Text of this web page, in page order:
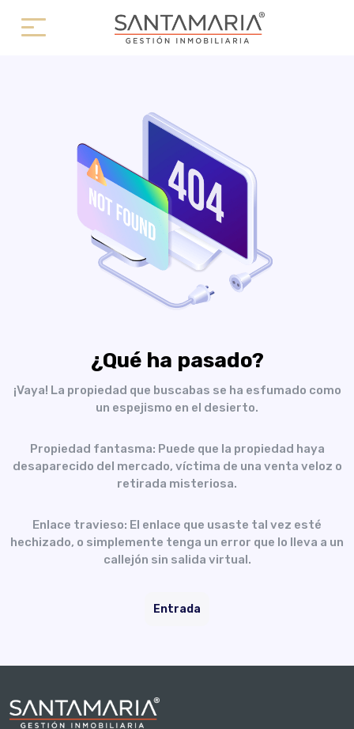
¿Qué ha pasado?
¡Vaya! La propiedad que buscabas se ha esfumado como
un espejismo en el desierto.
Propiedad fantasma: Puede que la propiedad haya
desaparecido del mercado, víctima de una venta veloz o
retirada misteriosa.
Enlace travieso: El enlace que usaste tal vez esté
hechizado, o simplemente tenga un error que lo lleva a un
callejón sin salida virtual.
Entrada